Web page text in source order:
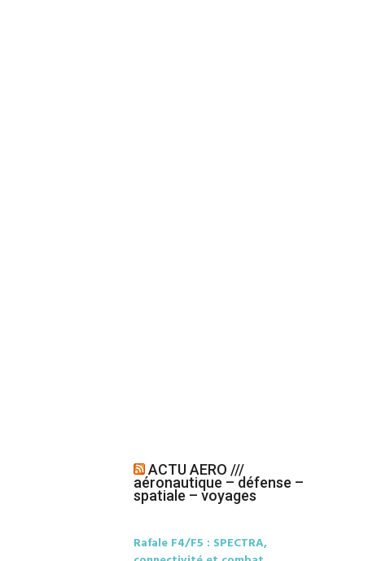
ACTU AERO ///
aéronautique – défense –
spatiale – voyages
Rafale F4/F5 : SPECTRA,